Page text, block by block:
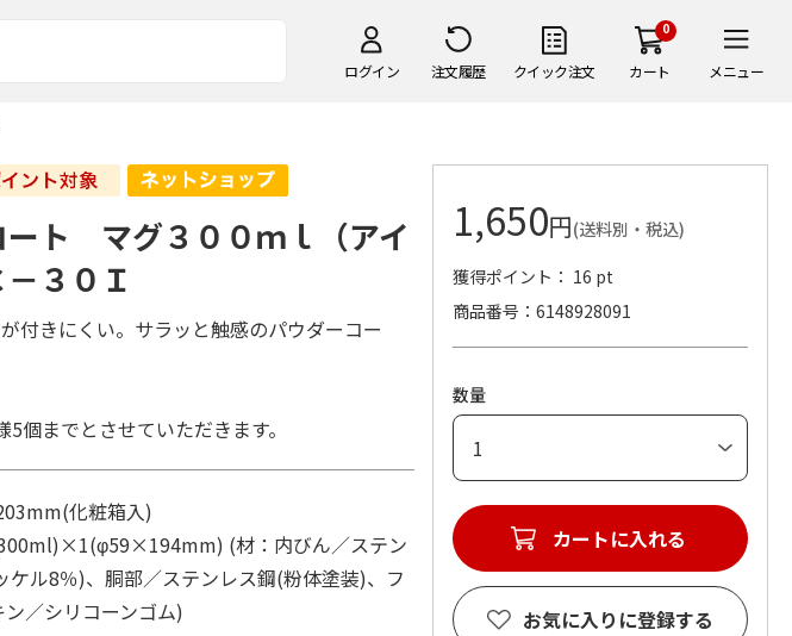
ログイン 注文履歴 クイック注文
0
カート メニュー
ート マグ３００ｍｌ（アイ
３０Ｉ
付きにくい。サラッと触感のパウダーコー
個までとさせていただきます。
化粧箱入)
(材：内びん／ステン
ケル8％)、胴部／ステンレス鋼(粉体塗装)、フ
ン／シリコーンゴム)
1,650円(送料別・税込)
獲得ポイント： 16 pt
商品番号
6148928091
数量
カートに入れる
お気に入りに登録する